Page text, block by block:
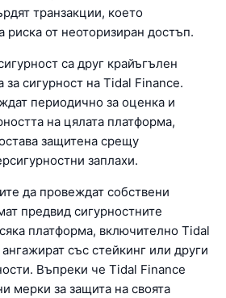
транзакции, което
риска от неоторизиран достъп.
са друг крайъгълен
за сигурност на Tidal Finance.
периодично за оценка и
на цялата платформа,
защитена срещу
заплахи.
да провеждат собствени
предвид сигурностните
платформа, включително Tidal
със стейкинг или други
Въпреки че Tidal Finance
мерки за защита на своята